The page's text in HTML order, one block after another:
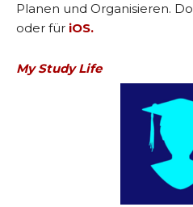
Planen und Organisieren.
oder für iOS.
My Study Life